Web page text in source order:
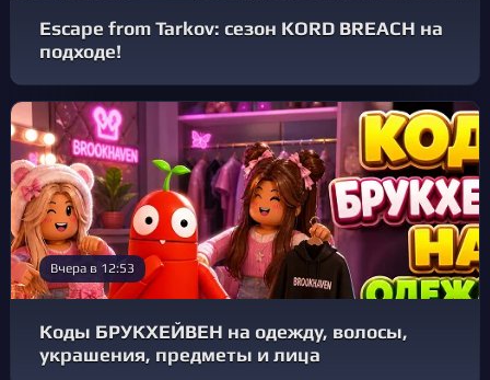
Escape from Tarkov: сезон KORD BREACH на
подходе!
Вчера в 12:53
Коды БРУКХЕЙВЕН на одежду, волосы,
украшения, предметы и лица